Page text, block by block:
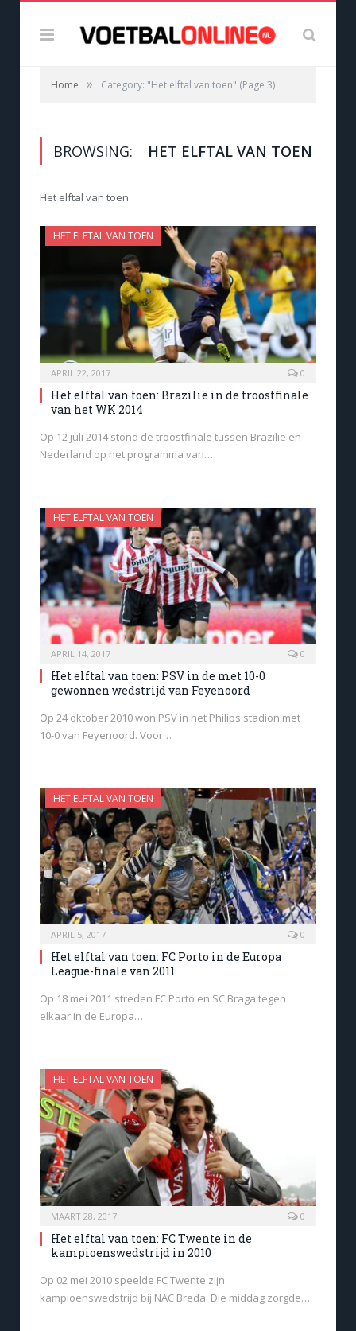
Home » Category: "Het elftal van toen" (Page 3)
BROWSING: HET ELFTAL VAN TOEN
Het elftal van toen
HET ELFTAL VAN TOEN
APRIL 22, 2017 0
Het elftal van toen: Brazilië in de troostfinale
van het WK 2014
Op 12 juli 2014 stond de troostfinale tussen Brazilië en
Nederland op het programma van…
HET ELFTAL VAN TOEN
APRIL 14, 2017 0
Het elftal van toen: PSV in de met 10-0
gewonnen wedstrijd van Feyenoord
Op 24 oktober 2010 won PSV in het Philips stadion met
10-0 van Feyenoord. Voor…
HET ELFTAL VAN TOEN
APRIL 5, 2017 0
Het elftal van toen: FC Porto in de Europa
League-finale van 2011
Op 18 mei 2011 streden FC Porto en SC Braga tegen
elkaar in de Europa…
HET ELFTAL VAN TOEN
MAART 28, 2017 0
Het elftal van toen: FC Twente in de
kampioenswedstrijd in 2010
Op 02 mei 2010 speelde FC Twente zijn
kampioenswedstrijd bij NAC Breda. Die middag zorgde…